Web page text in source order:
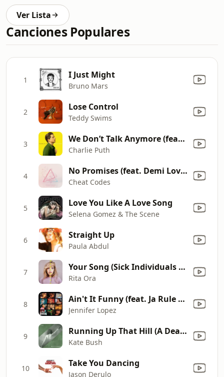
Ver Lista
Canciones Populares
1 I Just Might
Bruno Mars
2 Lose Control
Teddy Swims
3 We Don’t Talk Anymore (feat. Selena Gomez)
Charlie Puth
4 No Promises (feat. Demi Lovato) [Bassjackers Remix]
Cheat Codes
5 Love You Like A Love Song
Selena Gomez & The Scene
6 Straight Up
Paula Abdul
7 Your Song (Sick Individuals Remix)
Rita Ora
8 Ain't It Funny (feat. Ja Rule & Cadillac Tah) [Murder Remix]
Jennifer Lopez
9 Running Up That Hill (A Deal With God) [12" Mix]
Kate Bush
10 Take You Dancing
Jason Derulo